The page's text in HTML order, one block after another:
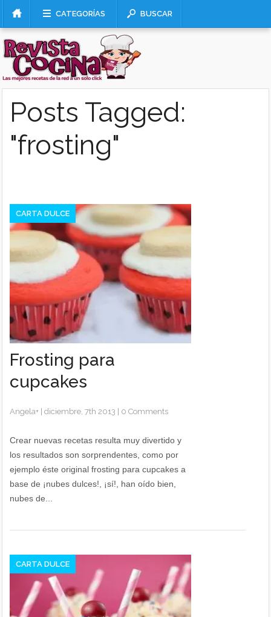
CATEGORÍAS BUSCAR
Posts Tagged:
"frosting"
CARTA DULCE
Frosting para
cupcakes
Angela+ |diciembre, 7th 2013 0 Comments
Crear nuevas recetas resulta muy divertido y
los resultados son sorprendentes, como por
ejemplo éste original frosting para cupcakes a
base de ¡nubes dulces!, ¡sí!, han oído bien,
nubes de...
CARTA DULCE